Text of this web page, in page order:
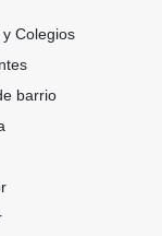
Colegios
barrio